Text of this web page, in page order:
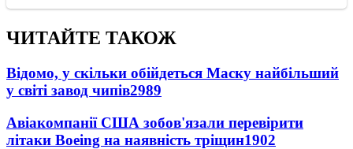
ЧИТАЙТЕ ТАКОЖ
Відомо, у скільки обійдеться Маску найбільший
у світі завод чипів2989
Авіакомпанії США зобов'язали перевірити
літаки Boeing на наявність тріщин1902